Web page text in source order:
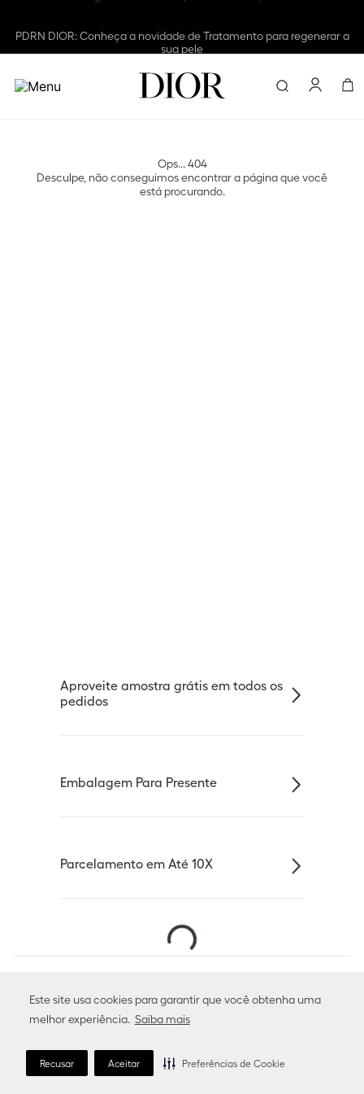
Este site usa cookies para garantir que você obtenha uma
melhor experiência. Saiba mais
Recusar Aceitar Preferências de Cookie
sua pele
Encontre
Ops... 404
Desculpe, não conseguimos encontrar a página que você
está procurando.
Aproveite amostra grátis em todos os
pedidos
Embalagem Para Presente
Parcelamento em Até 10X
InstagramXFacebook
Brasil (Português)